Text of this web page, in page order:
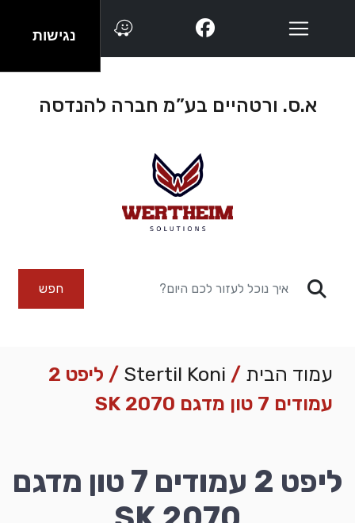
א.ס. ורטהיים בע”מ חברה להנדסה
חפש
עמוד הבית /
Stertil Koni
/ ליפט 2
עמודים 7 טון מדגם 2070 SK
ליפט 2 עמודים 7 טון מדגם
נגישות